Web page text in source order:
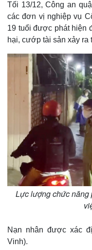
Tối 13/12, Công an
các đơn vị nghiệp vụ
19 tuổi được phát hiện
hại, cướp tài sản xảy ra
Lực lượng chức năng
Nạn nhân được xác
Vinh).